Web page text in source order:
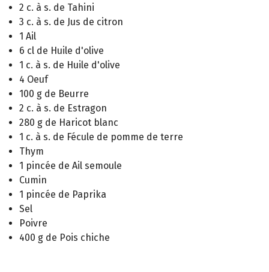
2 c. à s. de Tahini
3 c. à s. de Jus de citron
1 Ail
6 cl de Huile d'olive
1 c. à s. de Huile d'olive
4 Oeuf
100 g de Beurre
2 c. à s. de Estragon
280 g de Haricot blanc
1 c. à s. de Fécule de pomme de terre
Thym
1 pincée de Ail semoule
Cumin
1 pincée de Paprika
Sel
Poivre
400 g de Pois chiche